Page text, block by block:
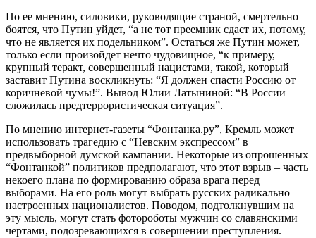
По ее мнению, силовики, руководящие страной, смертельно
боятся, что Путин уйдет, “а не тот преемник сдаст их, потому,
что не является их подельником”. Остаться же Путин может,
только если произойдет нечто чудовищное, “к примеру,
крупный теракт, совершенный нацистами, такой, который
заставит Путина воскликнуть: “Я должен спасти Россию от
коричневой чумы!”. Вывод Юлии Латыниной: “В России
сложилась предтеррористическая ситуация”.
По мнению интернет-газеты “Фонтанка.ру”, Кремль может
использовать трагедию с “Невским экспрессом” в
предвыборной думской кампании. Некоторые из опрошенных
“Фонтанкой” политиков предполагают, что этот взрыв – часть
некоего плана по формированию образа врага перед
выборами. На его роль могут выбрать русских радикально
настроенных националистов. Поводом, подтолкнувшим на
эту мысль, могут стать фотороботы мужчин со славянскими
чертами, подозревающихся в совершении преступления.